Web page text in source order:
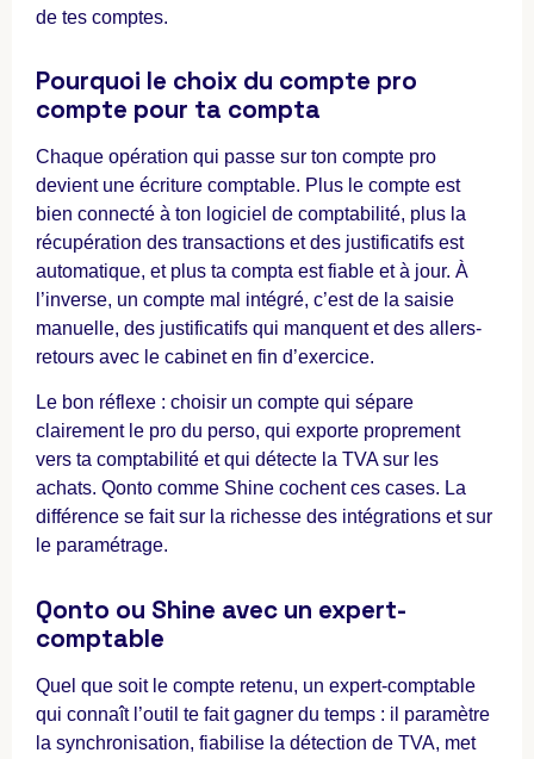
de tes comptes.
Pourquoi le choix du compte pro
compte pour ta compta
Chaque opération qui passe sur ton compte pro
devient une écriture comptable. Plus le compte est
bien connecté à ton logiciel de comptabilité, plus la
récupération des transactions et des justificatifs est
automatique, et plus ta compta est fiable et à jour. À
l’inverse, un compte mal intégré, c’est de la saisie
manuelle, des justificatifs qui manquent et des allers-
retours avec le cabinet en fin d’exercice.
Le bon réflexe : choisir un compte qui sépare
clairement le pro du perso, qui exporte proprement
vers ta comptabilité et qui détecte la TVA sur les
achats. Qonto comme Shine cochent ces cases. La
différence se fait sur la richesse des intégrations et sur
le paramétrage.
Qonto ou Shine avec un expert-
comptable
Quel que soit le compte retenu, un expert-comptable
qui connaît l’outil te fait gagner du temps : il paramètre
la synchronisation, fiabilise la détection de TVA, met